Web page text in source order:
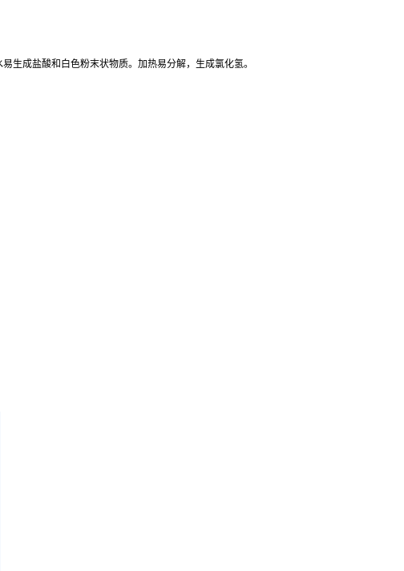
生成盐酸和白色粉末状物质。加热易分解，生成氯化氢。